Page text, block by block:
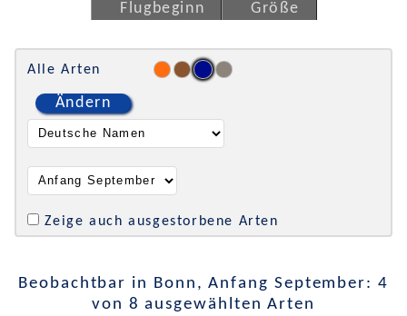
Flugbeginn
Größe
Alle Arten
Ändern
Zeige auch ausgestorbene Arten
Beobachtbar in Bonn, Anfang September: 4
von 8 ausgewählten Arten